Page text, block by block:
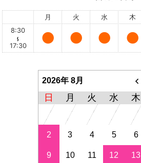
月 火 水 木
8:30
17:30
● ● ● ●
2026年 8月
日 月 火 水 木
2 3 4 5 6
9 10 11 12 13